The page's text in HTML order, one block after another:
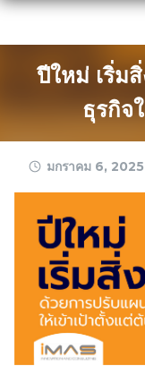
Skip
content
ปีใหม่ เริ่ม
ธุรกิจ
มกราคม 6, 2025